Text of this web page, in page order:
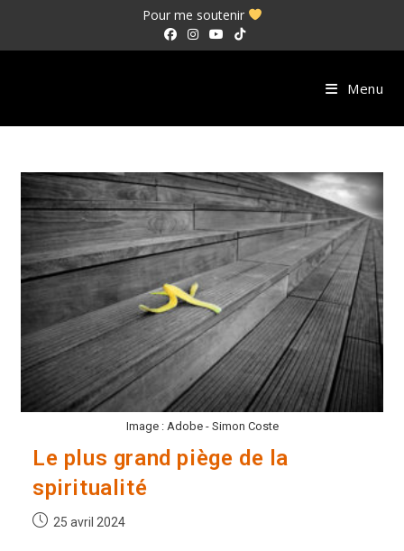
Pour me soutenir
Menu
Image : Adobe - Simon Coste
Le plus grand piège de la
spiritualité
Publication
25 avril 2024